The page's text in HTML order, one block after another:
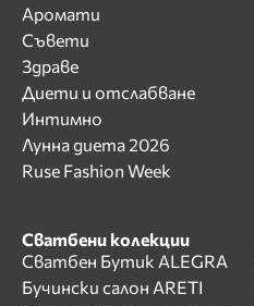
Аромати
Съвети
Здраве
Диети и отслабване
Интимно
Лунна диета 2026
Ruse Fashion Week
Сватбени колекции
Сватбен Бутик ALEGRA
Бучински салон ARETI